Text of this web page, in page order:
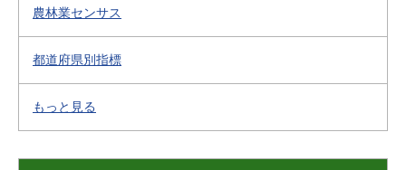
農林業センサス
都道府県別指標
もっと見る